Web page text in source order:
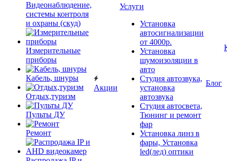
Видеонаблюдение,
системы контроля
и охраны (скуд)
Измерительные
приборы
Кабель, шнуры
Отдых,туризм
Пульты ДУ
Ремонт
Акции
Услуги
Установка
автосигнализации
от 4000р.
Установка
шумоизоляции в
авто
Студия автозвука,
установка
автозвука
Студия автосвета,
Тюнинг и ремонт
фар
Установка линз в
фары, Установка
led(лед) оптики
Блог